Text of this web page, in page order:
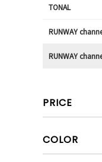
TONAL
RUNWAY
RUNWAY
PRICE
COLOR